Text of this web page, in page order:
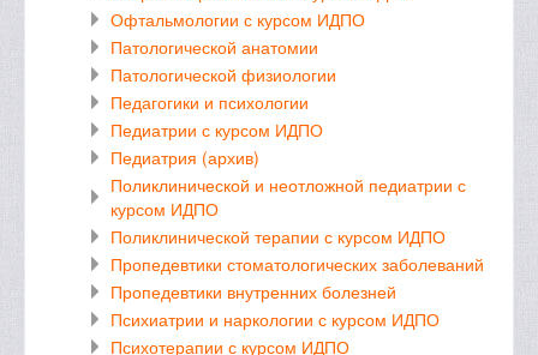
Офтальмологии с курсом ИДПО
Патологической анатомии
Патологической физиологии
Педагогики и психологии
Педиатрии с курсом ИДПО
Педиатрия (архив)
Поликлинической и неотложной педиатрии с
курсом ИДПО
Поликлинической терапии с курсом ИДПО
Пропедевтики стоматологических заболеваний
Пропедевтики внутренних болезней
Психиатрии и наркологии с курсом ИДПО
Психотерапии с курсом ИДПО